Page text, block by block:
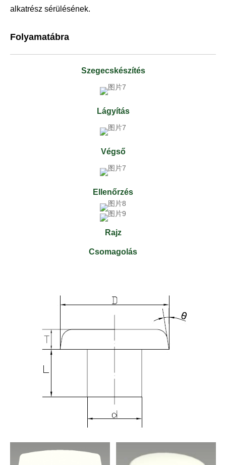
alkatrész sérülésének.
Folyamatábra
Szegecskészítés
Lágyítás
Végső
Ellenőrzés
Rajz
Csomagolás